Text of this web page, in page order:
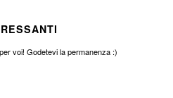
voi! Godetevi la permanenza :)